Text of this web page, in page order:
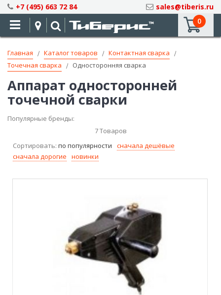
Skip
to
Content
+7 (495) 663 72 84
sales@tiberis.ru
0
Главная Каталог товаров
Контактная сварка
Точечная сварка
Односторонняя сварка
Аппарат односторонней
точечной сварки
Популярные бренды:
7Товаров
Сортировать: по популярности
сначала дешёвые
сначала дорогие
новинки